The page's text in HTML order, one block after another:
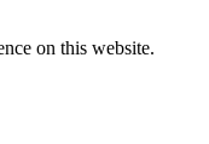
on this website.